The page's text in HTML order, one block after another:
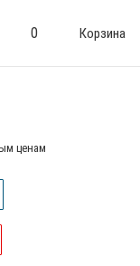
0 Корзина
ценам